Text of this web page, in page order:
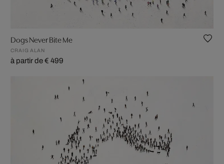
Dogs Never Bite Me
CRAIG ALAN
à partir de € 499